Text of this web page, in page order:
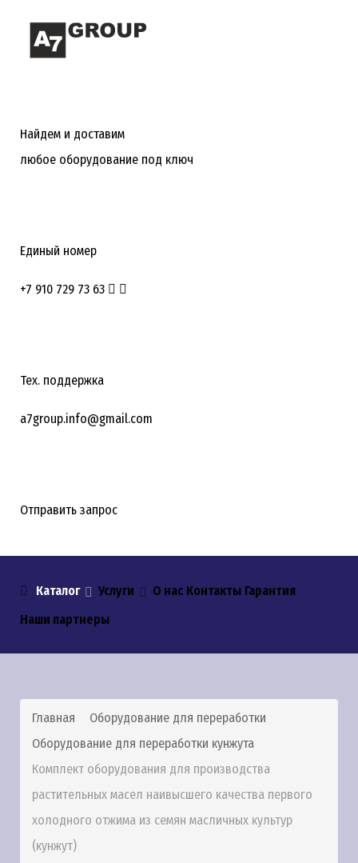
Найдем и доставим
любое оборудование под ключ
Единый номер
+7 910 729 73 63
Тех. поддержка
a7group.info@gmail.com
Отправить запрос
Каталог Услуги О нас Контакты Гарантия
Наши партнеры
Главная
Оборудование для переработки
Оборудование для переработки кунжута
Комплект оборудования для производства
растительных масел наивысшего качества первого
холодного отжима из семян масличных культур
(кунжут)